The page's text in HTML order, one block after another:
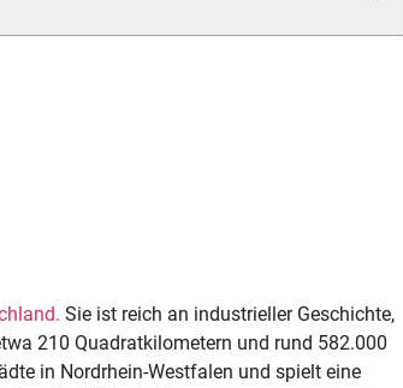
Sie ist reich an industrieller Geschichte,
210 Quadratkilometern und rund 582.000
in Nordrhein-Westfalen und spielt eine